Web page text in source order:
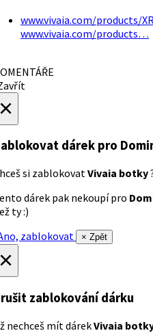
www.vivaia.com/products/
www.vivaia.com/products…
dárek pro
si zablokovatVivaia botky
dárek pak nekoupí pro
ty :)
zablokovat
× Zpět
zablokování dárku
nechceš mít dárekVivaia